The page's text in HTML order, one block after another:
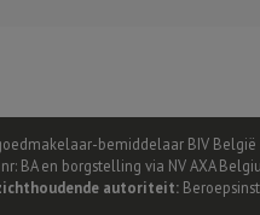
bemiddelaar BIV
nr: BA en borgstelling via NV AXA
autoriteit: